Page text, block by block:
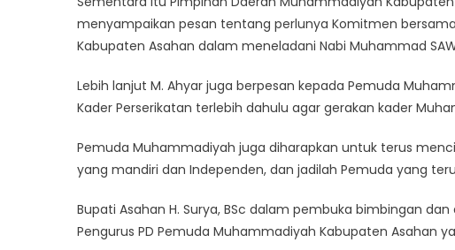
menyampaikan pesan tentang perlunya Komitmen
Kabupaten Asahan dalam meneladani Nabi Muhammad
Lebih lanjut M. Ahyar juga berpesan kepada Pemuda
Kader Perserikatan terlebih dahulu agar gerakan kader
Pemuda Muhammadiyah juga diharapkan untuk terus
yang mandiri dan Independen, dan jadilah Pemuda yang
Bupati Asahan H. Surya, BSc dalam pembuka bimbingan
Pengurus PD Pemuda Muhammadiyah Kabupaten Asahan